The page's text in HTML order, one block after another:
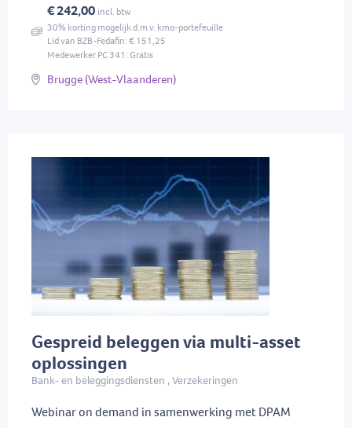
€ 242,00 incl. btw
30% korting mogelijk d.m.v. kmo-portefeuille
Lid van BZB-Fedafin: € 151,25
Medewerker PC 341: Gratis
Brugge (West-Vlaanderen)
Gespreid beleggen via multi-asset
oplossingen
Bank- en beleggingsdiensten , Verzekeringen
Webinar on demand in samenwerking met DPAM